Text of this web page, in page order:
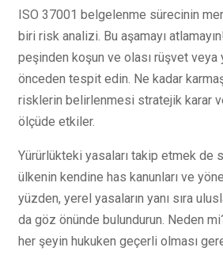
ISO 37001 belgelenme sürecinin
biri risk analizi. Bu aşamayı
peşinden koşun ve olası rüşvet veya
önceden tespit edin. Ne kadar
risklerin belirlenmesi stratejik karar
ölçüde etkiler.
Yürürlükteki yasaları takip etmek de
ülkenin kendine has kanunları ve
yüzden, yerel yasaların yanı sıra
da göz önünde bulundurun. Neden
her şeyin hukuken geçerli olması